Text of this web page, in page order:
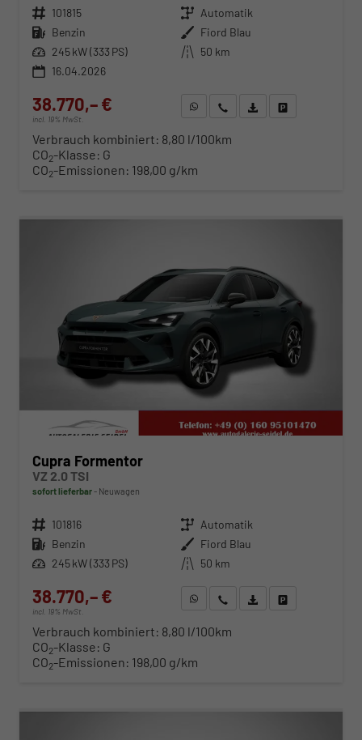
Fahrzeugnr. 101815 Getriebe Automatik
Kraftstoff Benzin Außenfarbe Fiord Blau
Leistung 245 kW (333 PS) Kilometerstand 50 km
16.04.2026
38.770,– €
incl. 19% MwSt.
WhatsApp anfragen
Wir rufen Sie anFahrzeugexposé (PDF)
Verbrauch kombiniert: 8,80 l/100km
CO2-Klasse: G
CO2-Emissionen: 198,00 g/km
Cupra Formentor
VZ 2.0 TSI
sofort lieferbar Neuwagen
Fahrzeugnr. 101816 Getriebe Automatik
Kraftstoff Benzin Außenfarbe Fiord Blau
Leistung 245 kW (333 PS) Kilometerstand 50 km
38.770,– €
incl. 19% MwSt.
WhatsApp anfragen
Wir rufen Sie anFahrzeugexposé (PDF)
Verbrauch kombiniert: 8,80 l/100km
CO2-Klasse: G
CO2-Emissionen: 198,00 g/km